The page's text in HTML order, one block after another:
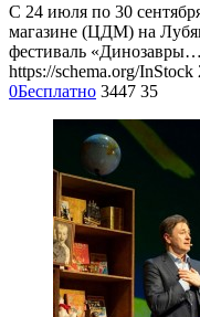
С 24 июля по 30
магазине (ЦДМ) на
фестиваль «Динозавры…
https://schema.org/InStock
0Бесплатно 3447 35